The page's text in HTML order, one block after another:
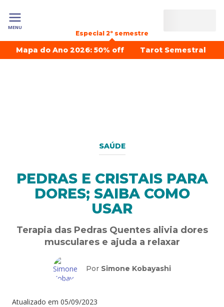
MENU
Especial 2º semestre
Mapa do Ano 2026: 50% off Tarot Semestral
SAÚDE
PEDRAS E CRISTAIS PARA
DORES; SAIBA COMO
USAR
Terapia das Pedras Quentes alivia dores
musculares e ajuda a relaxar
Por Simone Kobayashi
Atualizado em 05/09/2023